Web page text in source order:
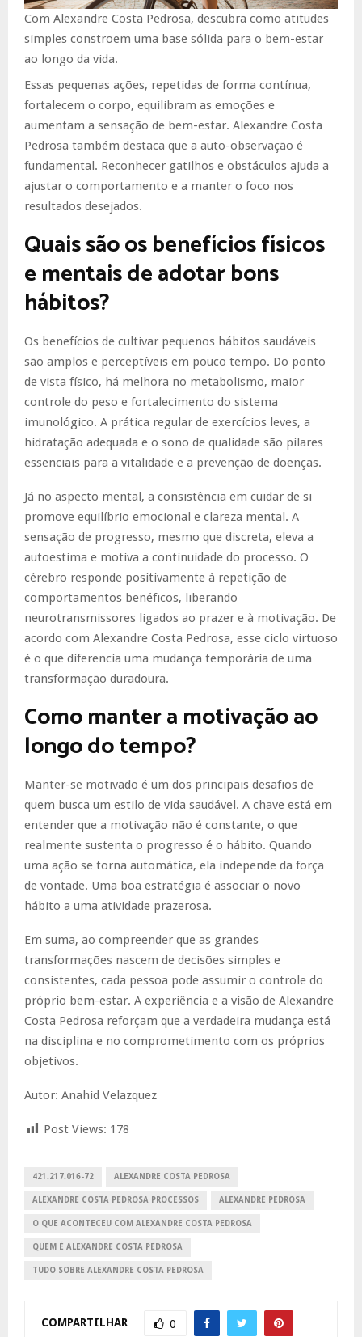
Com Alexandre Costa Pedrosa, descubra como atitudes
simples constroem uma base sólida para o bem-estar
ao longo da vida.
Essas pequenas ações, repetidas de forma contínua,
fortalecem o corpo, equilibram as emoções e
aumentam a sensação de bem-estar. Alexandre Costa
Pedrosa também destaca que a auto-observação é
fundamental. Reconhecer gatilhos e obstáculos ajuda a
ajustar o comportamento e a manter o foco nos
resultados desejados.
Quais são os benefícios físicos
e mentais de adotar bons
hábitos?
Os benefícios de cultivar pequenos hábitos saudáveis
são amplos e perceptíveis em pouco tempo. Do ponto
de vista físico, há melhora no metabolismo, maior
controle do peso e fortalecimento do sistema
imunológico. A prática regular de exercícios leves, a
hidratação adequada e o sono de qualidade são pilares
essenciais para a vitalidade e a prevenção de doenças.
Já no aspecto mental, a consistência em cuidar de si
promove equilíbrio emocional e clareza mental. A
sensação de progresso, mesmo que discreta, eleva a
autoestima e motiva a continuidade do processo. O
cérebro responde positivamente à repetição de
comportamentos benéficos, liberando
neurotransmissores ligados ao prazer e à motivação. De
acordo com Alexandre Costa Pedrosa, esse ciclo virtuoso
é o que diferencia uma mudança temporária de uma
transformação duradoura.
Como manter a motivação ao
longo do tempo?
Manter-se motivado é um dos principais desafios de
quem busca um estilo de vida saudável. A chave está em
entender que a motivação não é constante, o que
realmente sustenta o progresso é o hábito. Quando
uma ação se torna automática, ela independe da força
de vontade. Uma boa estratégia é associar o novo
hábito a uma atividade prazerosa.
Em suma, ao compreender que as grandes
transformações nascem de decisões simples e
consistentes, cada pessoa pode assumir o controle do
próprio bem-estar. A experiência e a visão de Alexandre
Costa Pedrosa reforçam que a verdadeira mudança está
na disciplina e no comprometimento com os próprios
objetivos.
Autor: Anahid Velazquez
Post Views: 178
421.217.016-72 ALEXANDRE COSTA PEDROSA
ALEXANDRE COSTA PEDROSA PROCESSOS ALEXANDRE PEDROSA
O QUE ACONTECEU COM ALEXANDRE COSTA PEDROSA
QUEM É ALEXANDRE COSTA PEDROSA
TUDO SOBRE ALEXANDRE COSTA PEDROSA
COMPARTILHAR 0